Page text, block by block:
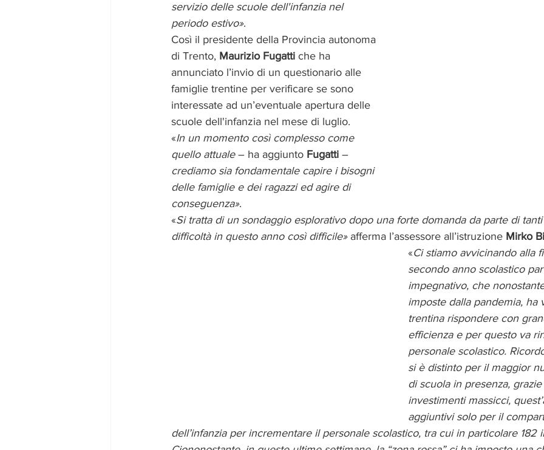
servizio delle scuole dell'infanzia nel
periodo estivo».
Così il presidente della Provincia autonoma
di Trento, Maurizio Fugatti che ha
annunciato l’invio di un questionario alle
famiglie trentine per verificare se sono
interessate ad un’eventuale apertura delle
scuole dell'infanzia nel mese di luglio.
«In un momento così complesso come
quello attuale – ha aggiunto Fugatti –
crediamo sia fondamentale capire i bisogni
delle famiglie e dei ragazzi ed agire di
conseguenza».
«Si tratta di un sondaggio esplorativo dopo una forte domanda da parte di
difficoltà in questo anno così difficile» afferma l’assessore all’istruzione Mirko
«Ci stiamo avvicinando alla
secondo anno scolastico
impegnativo, che
imposte dalla pandemia, ha
trentina rispondere con
efficienza e per questo va
personale scolastico.
si è distinto per il maggior
di scuola in presenza,
investimenti massicci,
aggiuntivi solo per il
dell’infanzia per incrementare il personale scolastico, tra cui in particolare 182